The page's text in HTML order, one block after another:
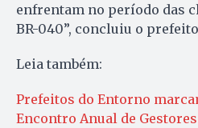
enfrentam no período das
BR-040”, concluiu o
Leia também:
Prefeitos do Entorno
Encontro Anual de Gestores